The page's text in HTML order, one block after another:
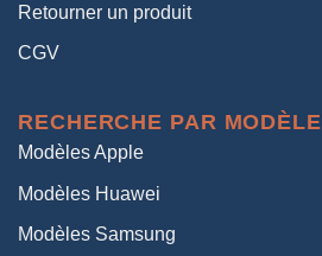
Retourner un produit
CGV
RECHERCHE PAR MODÈLE
Modèles Apple
Modèles Huawei
Modèles Samsung